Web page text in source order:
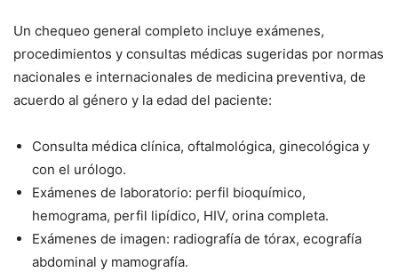
Un chequeo general completo incluye exámenes,
procedimientos y consultas médicas sugeridas por normas
nacionales e internacionales de medicina preventiva, de
acuerdo al género y la edad del paciente:
Consulta médica clínica, oftalmológica, ginecológica y
con el urólogo.
Exámenes de laboratorio: perfil bioquímico,
hemograma, perfil lipídico, HIV, orina completa.
Exámenes de imagen: radiografía de tórax, ecografía
abdominal y mamografía.